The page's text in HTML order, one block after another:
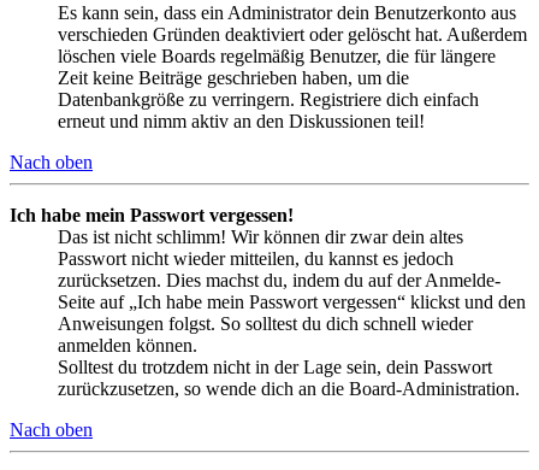
Es kann sein, dass ein Administrator dein Benutzerkonto aus
verschieden Gründen deaktiviert oder gelöscht hat. Außerdem
löschen viele Boards regelmäßig Benutzer, die für längere
Zeit keine Beiträge geschrieben haben, um die
Datenbankgröße zu verringern. Registriere dich einfach
erneut und nimm aktiv an den Diskussionen teil!
Nach oben
Ich habe mein Passwort vergessen!
Das ist nicht schlimm! Wir können dir zwar dein altes
Passwort nicht wieder mitteilen, du kannst es jedoch
zurücksetzen. Dies machst du, indem du auf der Anmelde-
Seite auf „Ich habe mein Passwort vergessen“ klickst und den
Anweisungen folgst. So solltest du dich schnell wieder
anmelden können.
Solltest du trotzdem nicht in der Lage sein, dein Passwort
zurückzusetzen, so wende dich an die Board-Administration.
Nach oben